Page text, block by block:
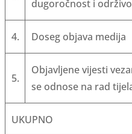
dugoročnost i
4. Doseg objava medija
5.
Objavljene vijesti
se odnose na rad
UKUPNO